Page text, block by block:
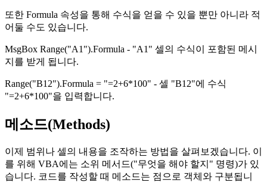
또한 Formula 속성을 통해 수식을 얻을 수 있을 뿐만 아니라 적
어둘 수도 있습니다.
MsgBox Range("A1").Formula - "A1" 셀의 수식이 포함된 메시
지를 받게 됩니다.
Range("B12").Formula = "=2+6*100" - 셀 "B12"에 수식
"=2+6*100"을 입력합니다.
메소드(Methods)
이제 범위나 셀의 내용을 조작하는 방법을 살펴보겠습니다. 이
를 위해 VBA에는 소위 메서드("무엇을 해야 할지" 명령)가 있
습니다. 코드를 작성할 때 메소드는 점으로 객체와 구분됩니